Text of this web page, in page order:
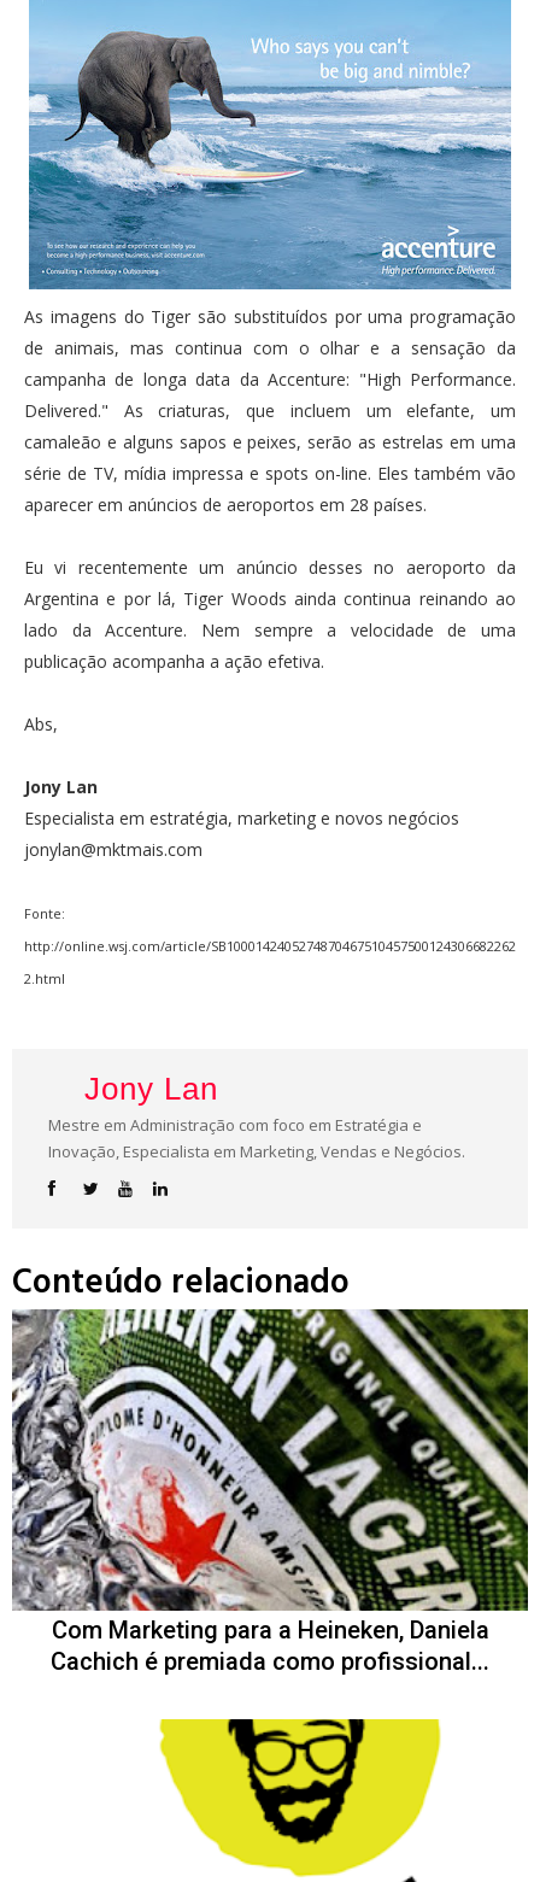
As imagens do Tiger são substituídos por uma programação
de animais, mas continua com o olhar e a sensação da
campanha de longa data da Accenture: "High Performance.
Delivered." As criaturas, que incluem um elefante, um
camaleão e alguns sapos e peixes, serão as estrelas em uma
série de TV, mídia impressa e spots on-line. Eles também vão
aparecer em anúncios de aeroportos em 28 países.
Eu vi recentemente um anúncio desses no aeroporto da
Argentina e por lá, Tiger Woods ainda continua reinando ao
lado da Accenture. Nem sempre a velocidade de uma
publicação acompanha a ação efetiva.
Abs,
Jony Lan
Especialista em estratégia, marketing e novos negócios
jonylan@mktmais.com
Fonte:
http://online.wsj.com/article/SB1000142405274870467510457500124306682262
2.html
Jony Lan
Mestre em Administração com foco em Estratégia e
Inovação, Especialista em Marketing, Vendas e Negócios.
Conteúdo relacionado
Com Marketing para a Heineken, Daniela
Cachich é premiada como profissional...